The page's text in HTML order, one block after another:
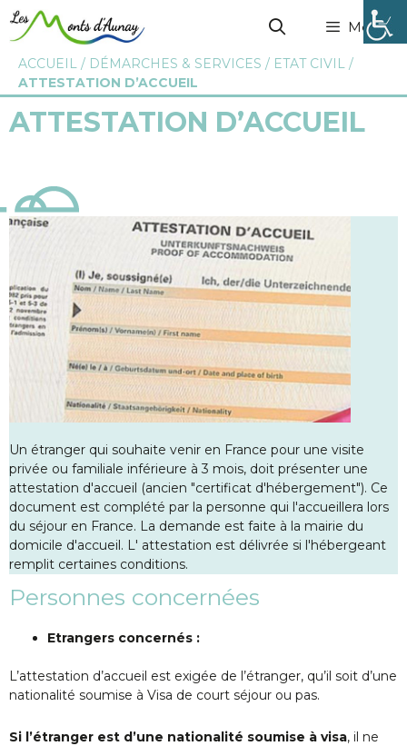
Menu
ACCUEIL / DÉMARCHES & SERVICES / ETAT CIVIL /
ATTESTATION D’ACCUEIL
ATTESTATION D’ACCUEIL
Un étranger qui souhaite venir en France pour une visite
privée ou familiale inférieure à 3 mois, doit présenter une
attestation d'accueil (ancien "certificat d'hébergement"). Ce
document est complété par la personne qui l'accueillera lors
du séjour en France. La demande est faite à la mairie du
domicile d'accueil. L' attestation est délivrée si l'hébergeant
remplit certaines conditions.
Personnes concernées
Etrangers concernés :
L’attestation d’accueil est exigée de l’étranger, qu’il soit d’une
nationalité soumise à Visa de court séjour ou pas.
Si l’étranger est d’une nationalité soumise à visa, il ne